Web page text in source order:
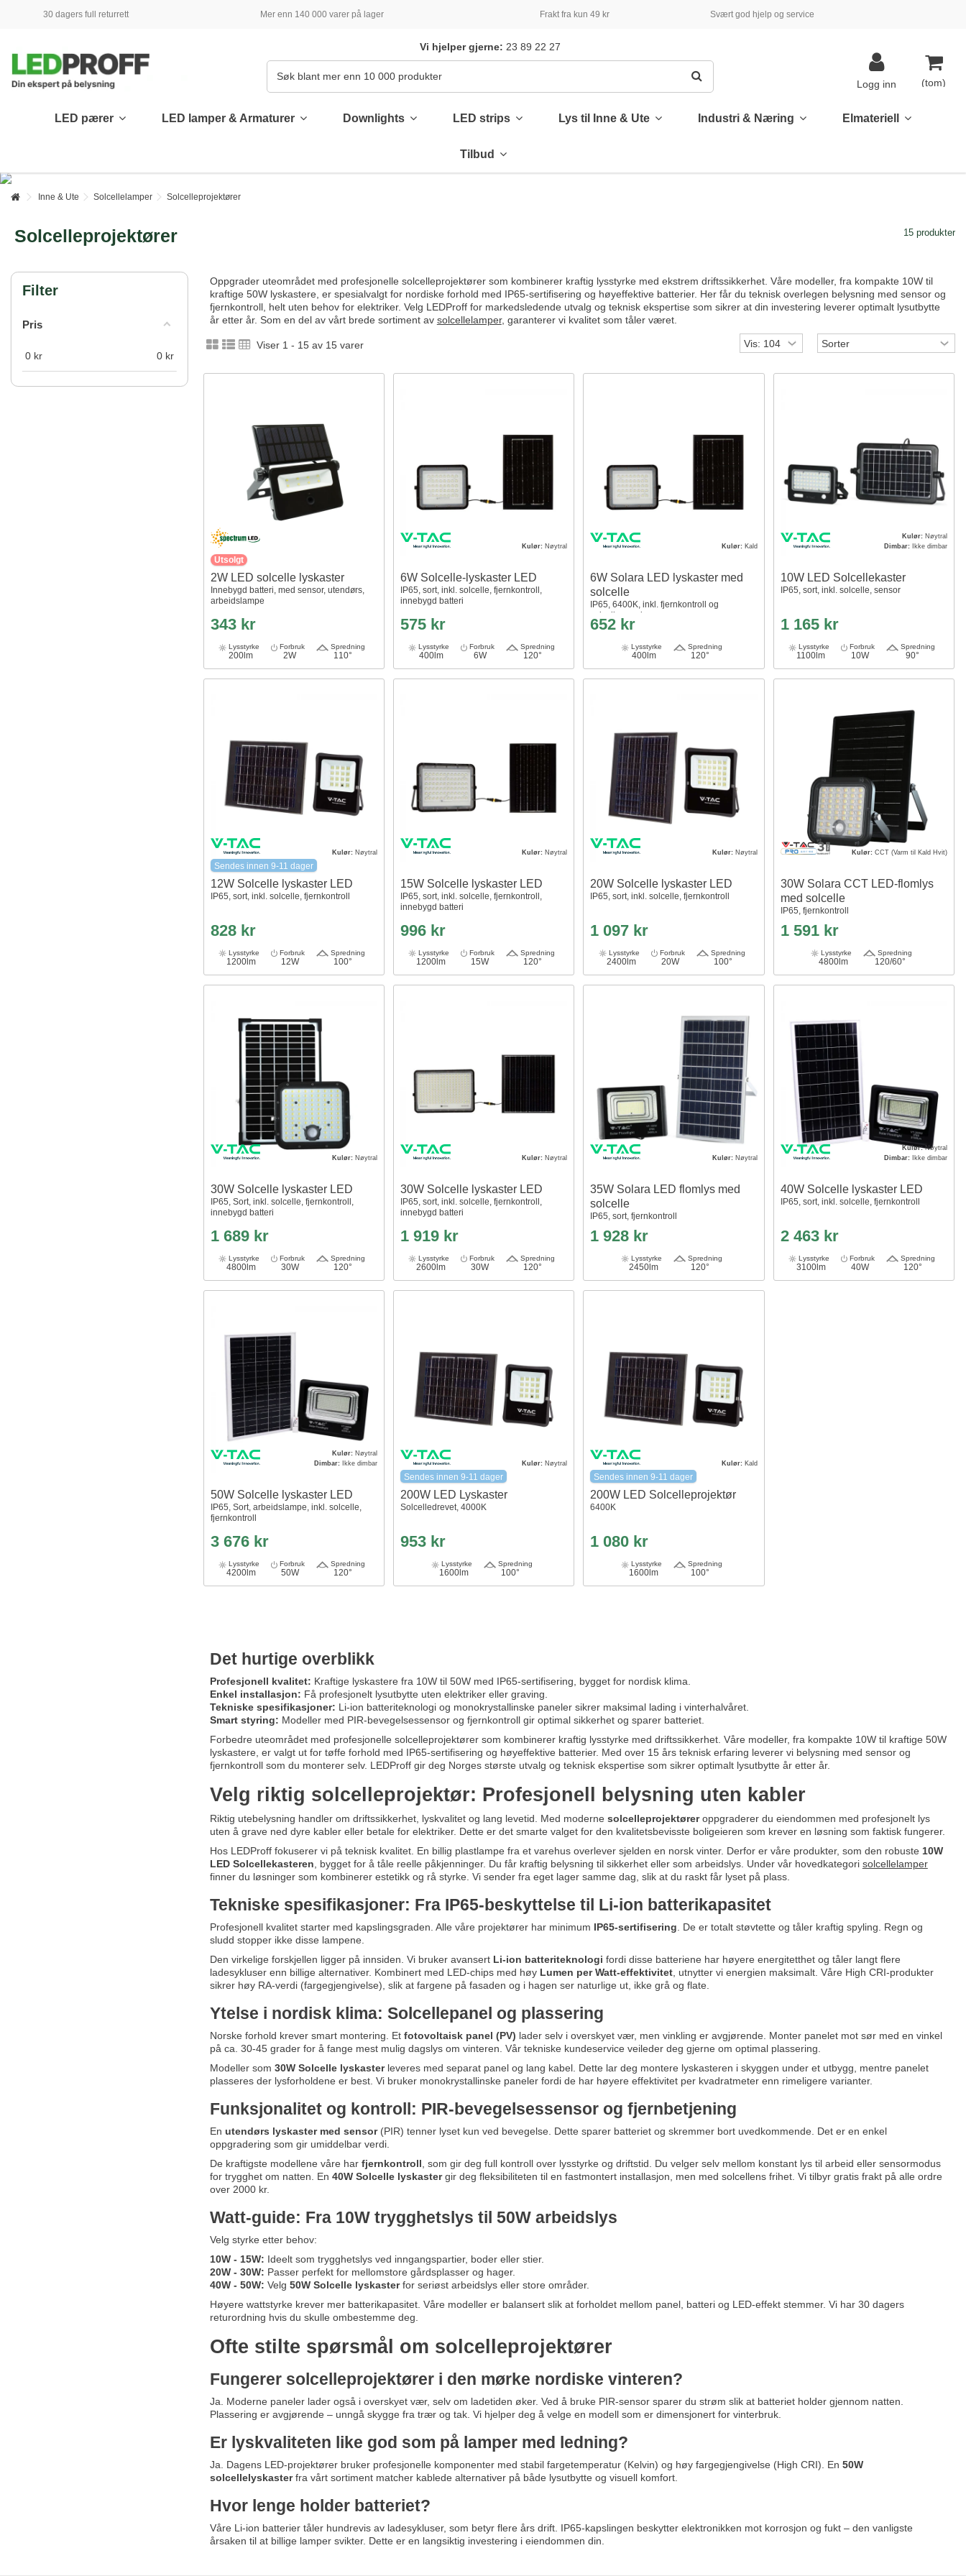
30 dagers full returrett Mer enn 140 000 varer på lager Frakt fra kun 49 kr Svært god hjelp og service
Vi hjelper gjerne: 23 89 22 27
(tom)
Logg inn
LED pærer LED lamper & Armaturer Downlights LED strips Lys til Inne & Ute Industri & Næring Elmateriell
Tilbud
Inne & Ute Solcellelamper Solcelleprojektører
Solcelleprojektører 15 produkter
Oppgrader uteområdet med profesjonelle solcelleprojektører som kombinerer kraftig lysstyrke med ekstrem driftssikkerhet. Våre modeller, fra kompakte 10W til
kraftige 50W lyskastere, er spesialvalgt for nordiske forhold med IP65-sertifisering og høyeffektive batterier. Her får du teknisk overlegen belysning med sensor og
fjernkontroll, helt uten behov for elektriker. Velg LEDProff for markedsledende utvalg og teknisk ekspertise som sikrer at din investering leverer optimalt lysutbytte
år etter år. Som en del av vårt brede sortiment av solcellelamper, garanterer vi kvalitet som tåler været.
Viser 1 - 15 av 15 varer
Utsolgt
2W LED solcelle lyskaster
Innebygd batteri, med sensor, utendørs,
arbeidslampe
343 kr
Lysstyrke
200lm
Forbruk
2W
Spredning
110°
Kulør:Nøytral
6W Solcelle-lyskaster LED
IP65, sort, inkl. solcelle, fjernkontroll,
innebygd batteri
575 kr
Lysstyrke
400lm
Forbruk
6W
Spredning
120°
Kulør: Kald
6W Solara LED lyskaster med
solcelle
IP65, 6400K, inkl. fjernkontroll og
solcellepanel
652 kr
Lysstyrke
400lm
Spredning
120°
Kulør: Nøytral
Dimbar: Ikke dimbar
10W LED Solcellekaster
IP65, sort, inkl. solcelle, sensor
1 165 kr
Lysstyrke
1100lm
Forbruk
10W
Spredning
90°
Kulør:Nøytral
Sendes innen 9-11 dager
12W Solcelle lyskaster LED
IP65, sort, inkl. solcelle, fjernkontroll
828 kr
Lysstyrke
1200lm
Forbruk
12W
Spredning
100°
Kulør:Nøytral
15W Solcelle lyskaster LED
IP65, sort, inkl. solcelle, fjernkontroll,
innebygd batteri
996 kr
Lysstyrke
1200lm
Forbruk
15W
Spredning
120°
Kulør: Nøytral
20W Solcelle lyskaster LED
IP65, sort, inkl. solcelle, fjernkontroll
1 097 kr
Lysstyrke
2400lm
Forbruk
20W
Spredning
100°
Kulør: CCT (Varm til Kald Hvit)
30W Solara CCT LED-flomlys
med solcelle
IP65, fjernkontroll
1 591 kr
Lysstyrke
4800lm
Spredning
120/60°
Kulør:Nøytral
30W Solcelle lyskaster LED
IP65, Sort, inkl. solcelle, fjernkontroll,
innebygd batteri
1 689 kr
Lysstyrke
4800lm
Forbruk
30W
Spredning
120°
Kulør:Nøytral
30W Solcelle lyskaster LED
IP65, sort, inkl. solcelle, fjernkontroll,
innebygd batteri
1 919 kr
Lysstyrke
2600lm
Forbruk
30W
Spredning
120°
Kulør: Nøytral
35W Solara LED flomlys med
solcelle
IP65, sort, fjernkontroll
1 928 kr
Lysstyrke
2450lm
Spredning
120°
Kulør:Nøytral
Dimbar: Ikke dimbar
40W Solcelle lyskaster LED
IP65, sort, inkl. solcelle, fjernkontroll
2 463 kr
Lysstyrke
3100lm
Forbruk
40W
Spredning
120°
Kulør:Nøytral
Dimbar:Ikke dimbar
50W Solcelle lyskaster LED
IP65, Sort, arbeidslampe, inkl. solcelle,
fjernkontroll
3 676 kr
Lysstyrke
4200lm
Forbruk
50W
Spredning
120°
Kulør:Nøytral
Sendes innen 9-11 dager
200W LED Lyskaster
Solcelledrevet, 4000K
953 kr
Lysstyrke
1600lm
Spredning
100°
Kulør: Kald
Sendes innen 9-11 dager
200W LED Solcelleprojektør
6400K
1 080 kr
Lysstyrke
1600lm
Spredning
100°
Det hurtige overblikk
Profesjonell kvalitet: Kraftige lyskastere fra 10W til 50W med IP65-sertifisering, bygget for nordisk klima.
Enkel installasjon: Få profesjonelt lysutbytte uten elektriker eller graving.
Tekniske spesifikasjoner: Li-ion batteriteknologi og monokrystallinske paneler sikrer maksimal lading i vinterhalvåret.
Smart styring: Modeller med PIR-bevegelsessensor og fjernkontroll gir optimal sikkerhet og sparer batteriet.
Forbedre uteområdet med profesjonelle solcelleprojektører som kombinerer kraftig lysstyrke med driftssikkerhet. Våre modeller, fra kompakte 10W til kraftige 50W
lyskastere, er valgt ut for tøffe forhold med IP65-sertifisering og høyeffektive batterier. Med over 15 års teknisk erfaring leverer vi belysning med sensor og
fjernkontroll som du monterer selv. LEDProff gir deg Norges største utvalg og teknisk ekspertise som sikrer optimalt lysutbytte år etter år.
Velg riktig solcelleprojektør: Profesjonell belysning uten kabler
Riktig utebelysning handler om driftssikkerhet, lyskvalitet og lang levetid. Med moderne solcelleprojektøreroppgraderer du eiendommen med profesjonelt lys
uten å grave ned dyre kabler eller betale for elektriker. Dette er det smarte valget for den kvalitetsbevisste boligeieren som krever en løsning som faktisk fungerer.
Hos LEDProff fokuserer vi på teknisk kvalitet. En billig plastlampe fra et varehus overlever sjelden en norsk vinter. Derfor er våre produkter, som den robuste 10W
LED Solcellekasteren , bygget for å tåle reelle påkjenninger. Du får kraftig belysning til sikkerhet eller som arbeidslys. Under vår hovedkategori solcellelamper
finner du løsninger som kombinerer estetikk og rå styrke. Vi sender fra eget lager samme dag, slik at du raskt får lyset på plass.
Tekniske spesifikasjoner: Fra IP65-beskyttelse til Li-ion batterikapasitet
Profesjonell kvalitet starter med kapslingsgraden. Alle våre projektører har minimum IP65-sertifisering . De er totalt støvtette og tåler kraftig spyling. Regn og
sludd stopper ikke disse lampene.
Den virkelige forskjellen ligger på innsiden. Vi bruker avansert Li-ion batteriteknologi fordi disse batteriene har høyere energitetthet og tåler langt flere
ladesykluser enn billige alternativer. Kombinert med LED-chips med høy Lumen per Watt-effektivitet, utnytter vi energien maksimalt. Våre High CRI-produkter
sikrer høy RA-verdi (fargegjengivelse), slik at fargene på fasaden og i hagen ser naturlige ut, ikke grå og flate.
Ytelse i nordisk klima: Solcellepanel og plassering
Norske forhold krever smart montering. Et fotovoltaisk panel (PV) lader selv i overskyet vær, men vinkling er avgjørende. Monter panelet mot sør med en vinkel
på ca. 30-45 grader for å fange mest mulig dagslys om vinteren. Vår tekniske kundeservice veileder deg gjerne om optimal plassering.
Modeller som 30W Solcelle lyskasterleveres med separat panel og lang kabel. Dette lar deg montere lyskasteren i skyggen under et utbygg, mentre panelet
plasseres der lysforholdene er best. Vi bruker monokrystallinske paneler fordi de har høyere effektivitet per kvadratmeter enn rimeligere varianter.
Funksjonalitet og kontroll: PIR-bevegelsessensor og fjernbetjening
En utendørs lyskaster med sensor(PIR) tenner lyset kun ved bevegelse. Dette sparer batteriet og skremmer bort uvedkommende. Det er en enkel
oppgradering som gir umiddelbar verdi.
De kraftigste modellene våre har fjernkontroll , som gir deg full kontroll over lysstyrke og driftstid. Du velger selv mellom konstant lys til arbeid eller sensormodus
for trygghet om natten. En 40W Solcelle lyskastergir deg fleksibiliteten til en fastmontert installasjon, men med solcellens frihet. Vi tilbyr gratis frakt på alle ordre
over 2000 kr.
Watt-guide: Fra 10W trygghetslys til 50W arbeidslys
Velg styrke etter behov:
10W - 15W: Ideelt som trygghetslys ved inngangspartier, boder eller stier.
20W - 30W: Passer perfekt for mellomstore gårdsplasser og hager.
40W - 50W: Velg 50W Solcelle lyskasterfor seriøst arbeidslys eller store områder.
Høyere wattstyrke krever mer batterikapasitet. Våre modeller er balansert slik at forholdet mellom panel, batteri og LED-effekt stemmer. Vi har 30 dagers
returordning hvis du skulle ombestemme deg.
Ofte stilte spørsmål om solcelleprojektører
Fungerer solcelleprojektører i den mørke nordiske vinteren?
Ja. Moderne paneler lader også i overskyet vær, selv om ladetiden øker. Ved å bruke PIR-sensor sparer du strøm slik at batteriet holder gjennom natten.
Plassering er avgjørende – unngå skygge fra trær og tak. Vi hjelper deg å velge en modell som er dimensjonert for vinterbruk.
Er lyskvaliteten like god som på lamper med ledning?
Ja. Dagens LED-projektører bruker profesjonelle komponenter med stabil fargetemperatur (Kelvin) og høy fargegjengivelse (High CRI). En 50W
solcellelyskasterfra vårt sortiment matcher kablede alternativer på både lysutbytte og visuell komfort.
Hvor lenge holder batteriet?
Våre Li-ion batterier tåler hundrevis av ladesykluser, som betyr flere års drift. IP65-kapslingen beskytter elektronikken mot korrosjon og fukt – den vanligste
årsaken til at billige lamper svikter. Dette er en langsiktig investering i eiendommen din.
Filter
Pris
0 kr 0kr